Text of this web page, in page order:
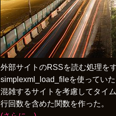
外部サイトのRSSを読む処理を
simplexml_load_fileを使ってい
混雑するサイトを考慮してタイ
行回数を含めた関数を作った。